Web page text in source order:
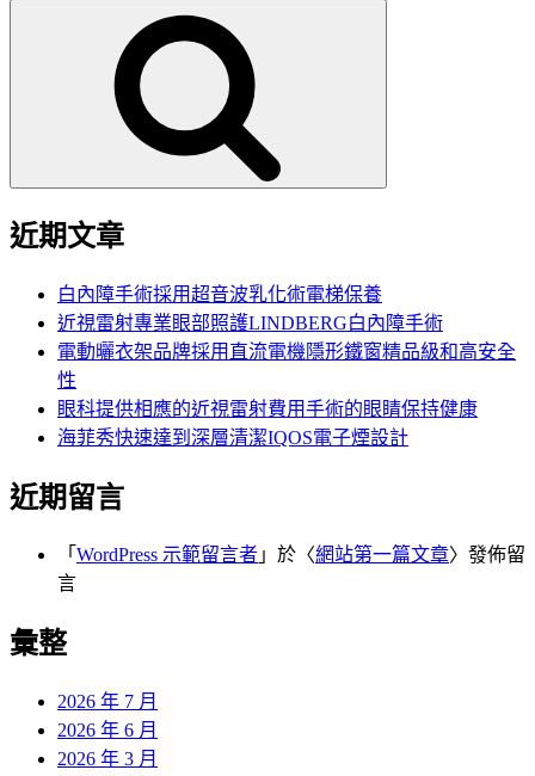
近期文章
白內障手術採用超音波乳化術電梯保養
近視雷射專業眼部照護LINDBERG白內障手術
電動曬衣架品牌採用直流電機隱形鐵窗精品級和高安全
性
眼科提供相應的近視雷射費用手術的眼睛保持健康
海菲秀快速達到深層清潔IQOS電子煙設計
近期留言
「 WordPress 示範留言者 」於〈網站第一篇文章〉發佈留
言
彙整
2026 年 7 月
2026 年 6 月
2026 年 3 月